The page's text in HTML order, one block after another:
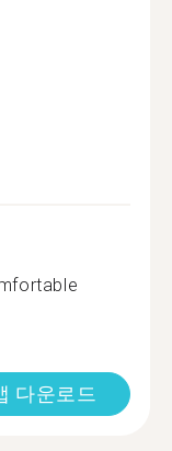
다운로드